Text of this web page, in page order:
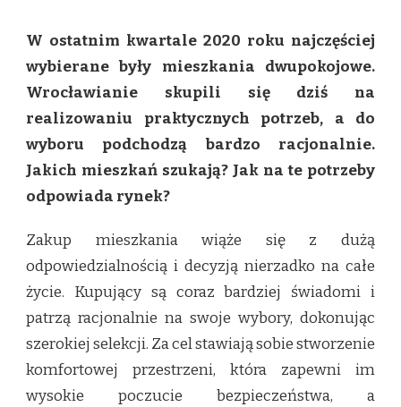
MIESZKAŃ
SZUKAMY?
W ostatnim kwartale 2020 roku najczęściej
wybierane były mieszkania dwupokojowe.
Wrocławianie skupili się dziś na
realizowaniu praktycznych potrzeb, a do
wyboru podchodzą bardzo racjonalnie.
Jakich mieszkań szukają? Jak na te potrzeby
odpowiada rynek?
Zakup mieszkania wiąże się z dużą
odpowiedzialnością i decyzją nierzadko na całe
życie. Kupujący są coraz bardziej świadomi i
patrzą racjonalnie na swoje wybory, dokonując
szerokiej selekcji. Za cel stawiają sobie stworzenie
komfortowej przestrzeni, która zapewni im
wysokie poczucie bezpieczeństwa, a